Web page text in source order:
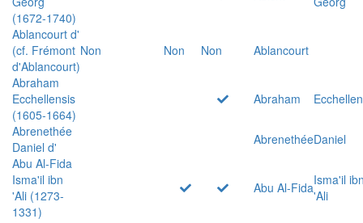
(1672-1740)
Ablancourt d'
(cf. Frémont
d'Ablancourt)
Non Non Non
Ablancourt
Abraham
Ecchellensis
(1605-1664)
Abraham
Abrenethée
Daniel d'
AbrenethéeDaniel
Abu Al-Fida
Isma'il ibn
'Ali (1273-
1331)
Abu Al-FidaIsma'il
'Ali